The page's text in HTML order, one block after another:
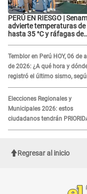
PERÚ EN RIESGO |
advierte temperaturas de
hasta 35 °C y ráfagas de
Temblor en Perú HOY, 06 de
de 2026: ¿A qué hora y
registró el último sismo,
IGP?
Elecciones Regionales y
Municipales 2026: estos
ciudadanos tendrán
para votar el 4 de octubre
Regresar al inicio